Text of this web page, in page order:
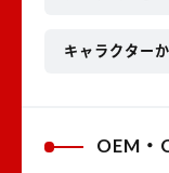
キャラクター
OEM・